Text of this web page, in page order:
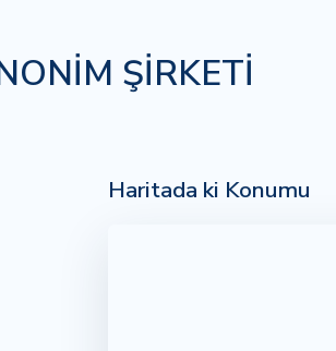
ŞİRKETİ
Haritada ki Konumu